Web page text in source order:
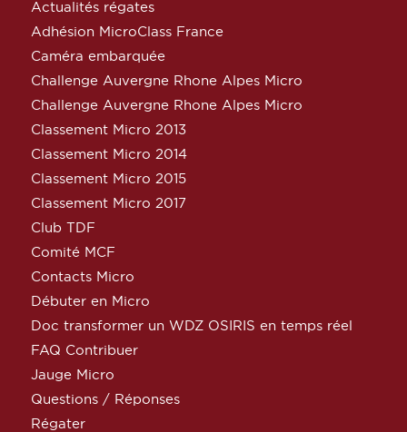
Actualités régates
Adhésion MicroClass France
Caméra embarquée
Challenge Auvergne Rhone Alpes Micro
Challenge Auvergne Rhone Alpes Micro
Classement Micro 2013
Classement Micro 2014
Classement Micro 2015
Classement Micro 2017
Club TDF
Comité MCF
Contacts Micro
Débuter en Micro
Doc transformer un WDZ OSIRIS en temps réel
FAQ Contribuer
Jauge Micro
Questions / Réponses
Régater